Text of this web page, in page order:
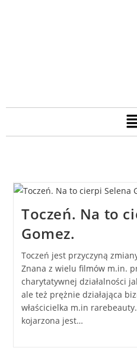
Toczeń. Na to
Gomez.
Toczeń jest przyczyną
Znana z wielu filmów m.in.
charytatywnej działalności
ale też prężnie działająca
właścicielka m.in
kojarzona jest…